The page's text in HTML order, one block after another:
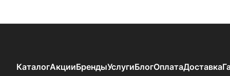
КаталогАкцииБрендыУслугиБлогОплатаДоставка